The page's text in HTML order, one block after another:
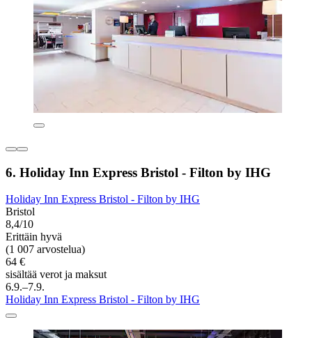
6. Holiday Inn Express Bristol - Filton by IHG
Holiday Inn Express Bristol - Filton by IHG
Bristol
8,4/10
Erittäin hyvä
(1 007 arvostelua)
64 €
sisältää verot ja maksut
6.9.–7.9.
Holiday Inn Express Bristol - Filton by IHG